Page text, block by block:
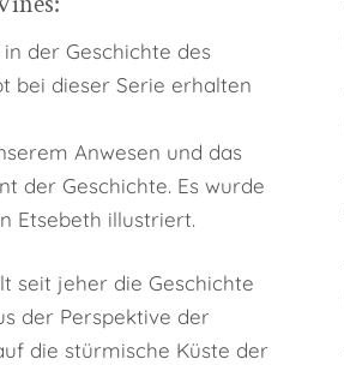
der Geschichte des
bei dieser Serie erhalten
Anwesen und das
der Geschichte. Es wurde
Etsebeth illustriert.
seit jeher die Geschichte
der Perspektive der
die stürmische Küste der